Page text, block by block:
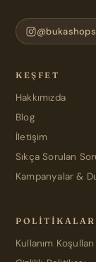
@bukashops
KEŞFET
Hakkımızda
Blog
İletişim
Sıkça Sorulan
Kampanyalar &
POLITIKALAR
Kullanım Koşulları